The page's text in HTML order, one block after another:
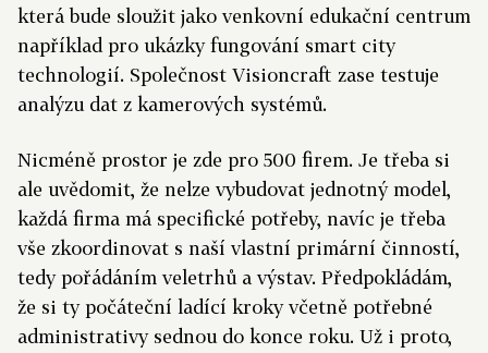
která bude sloužit jako venkovní edukační centrum
například pro ukázky fungování smart city
technologií. Společnost Visioncraft zase testuje
analýzu dat z kamerových systémů.
Nicméně prostor je zde pro 500 firem. Je třeba si
ale uvědomit, že nelze vybudovat jednotný model,
každá firma má specifické potřeby, navíc je třeba
vše zkoordinovat s naší vlastní primární činností,
tedy pořádáním veletrhů a výstav. Předpokládám,
že si ty počáteční ladící kroky včetně potřebné
administrativy sednou do konce roku. Už i proto,